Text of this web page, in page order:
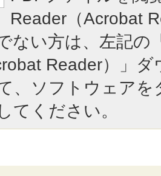
Reader（Acrobat
ない方は、左記の
Reader）」
、ソフトウェア
てください。